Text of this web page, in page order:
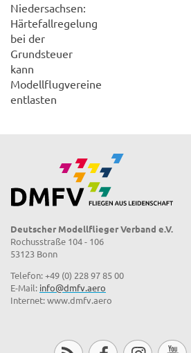
Niedersachsen:
Härtefallregelung
bei der
Grundsteuer
kann
Modellflugvereine
entlasten
Deutscher Modellflieger Verband e.V.
Rochusstraße 104 - 106
53123 Bonn
Telefon: +49 (0) 228 97 85 00
E-Mail: info@dmfv.aero
Internet: www.dmfv.aero